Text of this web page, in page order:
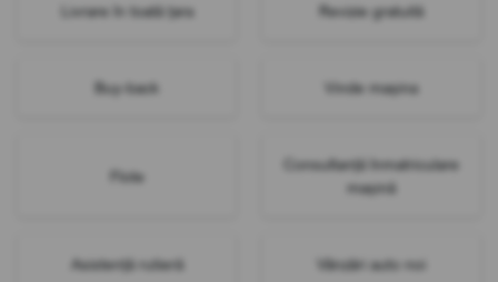
Livrare în toată țara Revizie gratuită
Buy-back Vinde mașina
Flote
Consultanță înmatriculare
mașină
Asistență rutieră Vânzări auto noi